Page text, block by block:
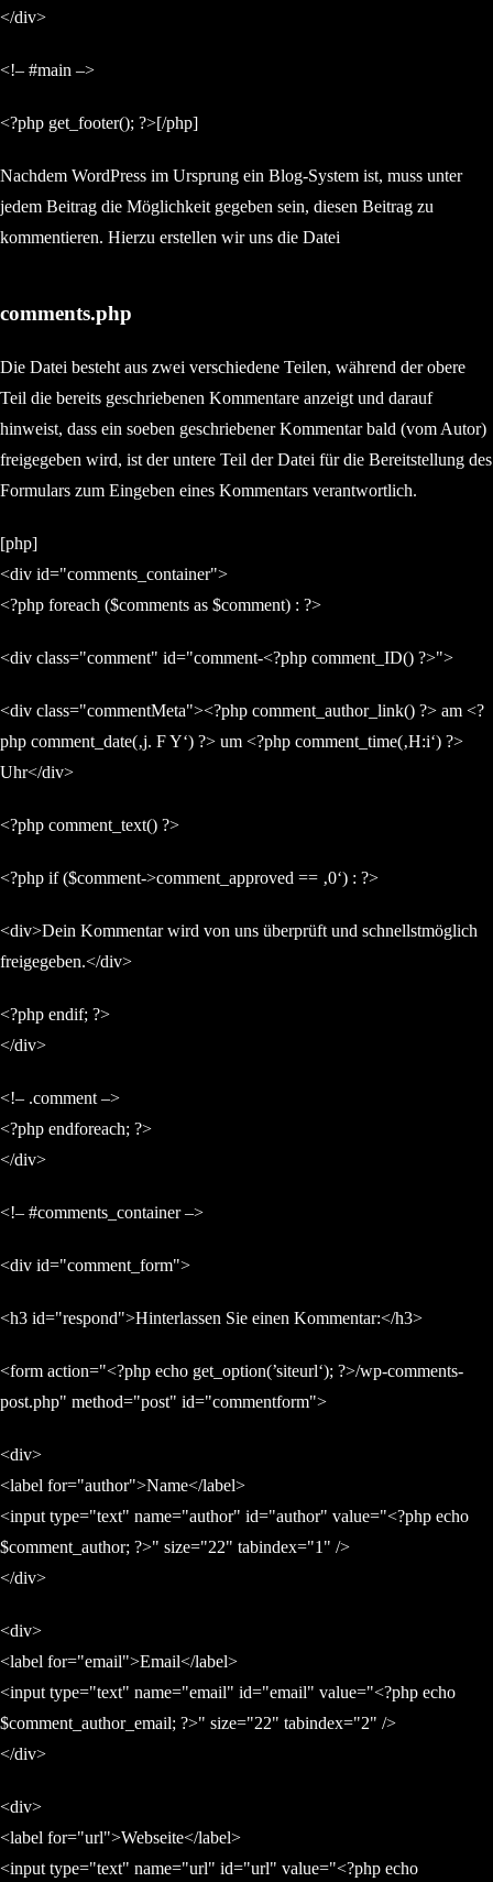
</div>
<!– #main –>
<?php get_footer(); ?>[/php]
Nachdem WordPress im Ursprung ein Blog-System ist, muss unter
jedem Beitrag die Möglichkeit gegeben sein, diesen Beitrag zu
kommentieren. Hierzu erstellen wir uns die Datei
comments.php
Die Datei besteht aus zwei verschiedene Teilen, während der obere
Teil die bereits geschriebenen Kommentare anzeigt und darauf
hinweist, dass ein soeben geschriebener Kommentar bald (vom Autor)
freigegeben wird, ist der untere Teil der Datei für die Bereitstellung des
Formulars zum Eingeben eines Kommentars verantwortlich.
[php]
<div id="comments_container">
<?php foreach ($comments as $comment) : ?>
<div class="comment" id="comment-<?php comment_ID() ?>">
<div class="commentMeta"><?php comment_author_link() ?> am <?
php comment_date(‚j. F Y‘) ?> um <?php comment_time(‚H:i‘) ?>
Uhr</div>
<?php comment_text() ?>
<?php if ($comment->comment_approved == ‚0‘) : ?>
<div>Dein Kommentar wird von uns überprüft und schnellstmöglich
freigegeben.</div>
<?php endif; ?>
</div>
<!– .comment –>
<?php endforeach; ?>
</div>
<!– #comments_container –>
<div id="comment_form">
<h3 id="respond">Hinterlassen Sie einen Kommentar:</h3>
<form action="<?php echo get_option(’siteurl‘); ?>/wp-comments-
post.php" method="post" id="commentform">
<div>
<label for="author">Name</label>
<input type="text" name="author" id="author" value="<?php echo
$comment_author; ?>" size="22" tabindex="1" />
</div>
<div>
<label for="email">Email</label>
<input type="text" name="email" id="email" value="<?php echo
$comment_author_email; ?>" size="22" tabindex="2" />
</div>
<div>
<label for="url">Webseite</label>
<input type="text" name="url" id="url" value="<?php echo